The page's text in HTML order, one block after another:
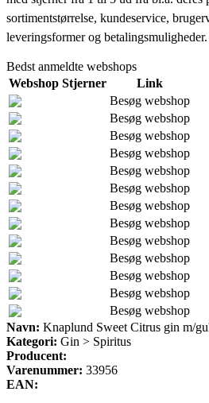
sortimentstørrelse, kundeservice,
leveringsformer og betalingsmuligheder.
Bedst anmeldte webshops
Webshop Stjerner
Link
Besøg webshop
Besøg webshop
Besøg webshop
Besøg webshop
Besøg webshop
Besøg webshop
Besøg webshop
Besøg webshop
Besøg webshop
Besøg webshop
Besøg webshop
Besøg webshop
Besøg webshop
Navn: Knaplund Sweet Citrus gin m/
Kategori: Gin > Spiritus
Producent:
Varenummer: 33956
EAN: